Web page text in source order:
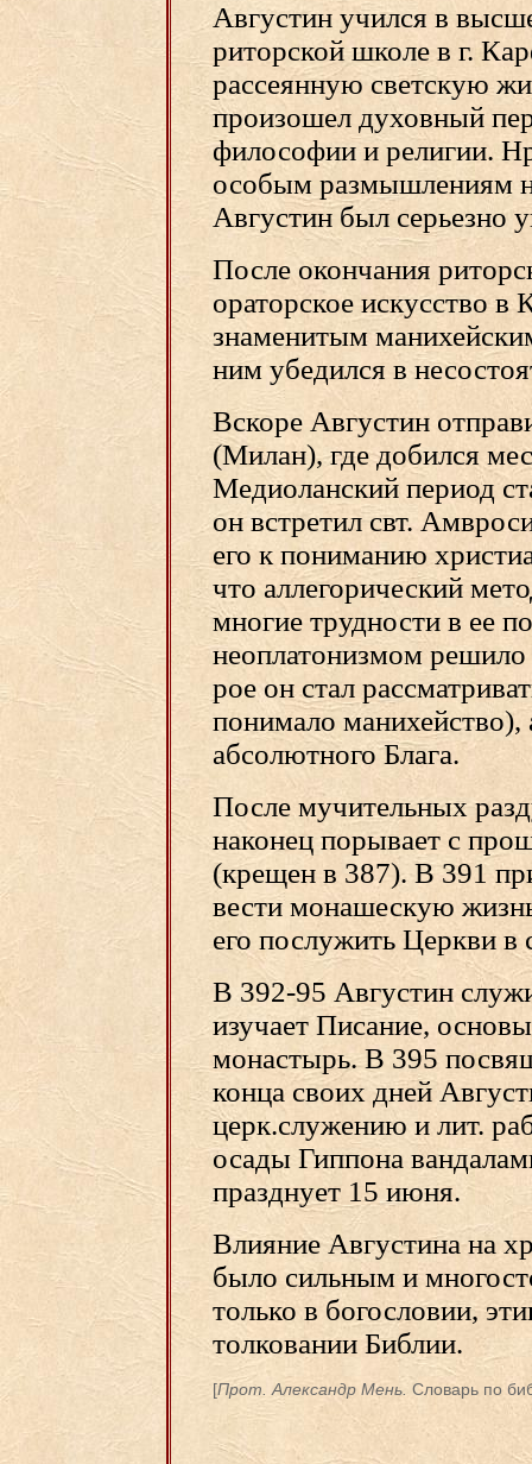
Августин учился в
риторской школе в г.
рассеянную светскую
произошел духовный
философии и религии.
особым размышлениям
Августин был серьезно
После окончания
ораторское искусство в
знаменитым
ним убедился в
Вскоре Августин
(Милан), где добился
Медиоланский период
он встретил свт.
его к пониманию
что аллегорический
многие трудности в ее
неоплатонизмом решило
рое он стал
понимало манихейство),
абсолютного Блага.
После мучительных
наконец порывает с
(крещен в 387). В 391
вести монашескую
его послужить Церкви в
В 392-95 Августин
изучает Писание,
монастырь. В 395
конца своих дней
церк.служению и лит.
осады Гиппона
празднует 15 июня.
Влияние Августина на
было сильным и
только в богословии,
толковании Библии.
[Прот. Александр Мень. Словарь по